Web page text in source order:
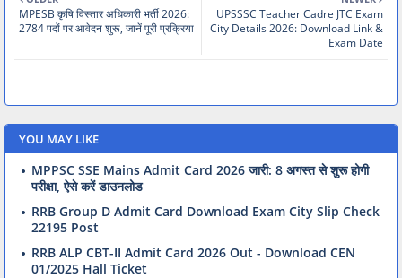
UPSSSC Teacher Cadre JTC Exam
City Details 2026: Download Link &
Exam Date
MPESB कृषि विस्तार अधिकारी भर्ती 2026:
2784 पदों पर आवेदन शुरू, जानें पूरी प्रक्रिया
YOU MAY LIKE
MPPSC SSE Mains Admit Card 2026 जारी: 8 अगस्त से शुरू होगी
परीक्षा, ऐसे करें डाउनलोड
RRB Group D Admit Card Download Exam City Slip Check
22195 Post
RRB ALP CBT-II Admit Card 2026 Out - Download CEN
01/2025 Hall Ticket